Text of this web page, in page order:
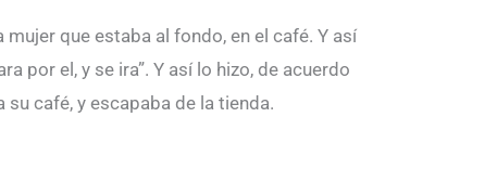
que estaba al fondo, en el café. Y así
por el, y se ira”. Y así lo hizo, de acuerdo
café, y escapaba de la tienda.